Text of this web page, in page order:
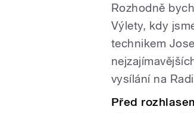
Rozhodně
Výlety, kdy
technikem
vysílání na
Před